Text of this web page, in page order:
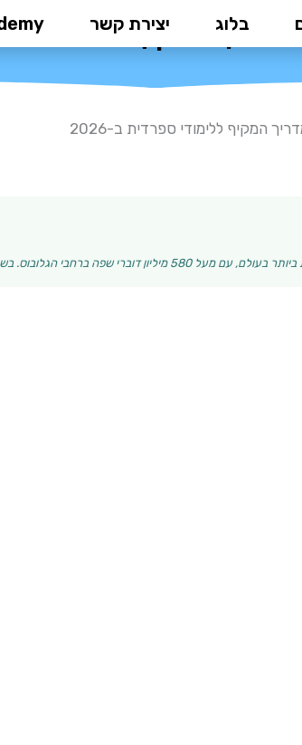
בלוג יצירת קשר
המקיף ללימודי
המקיף ללימודי ספרדית ב-2026